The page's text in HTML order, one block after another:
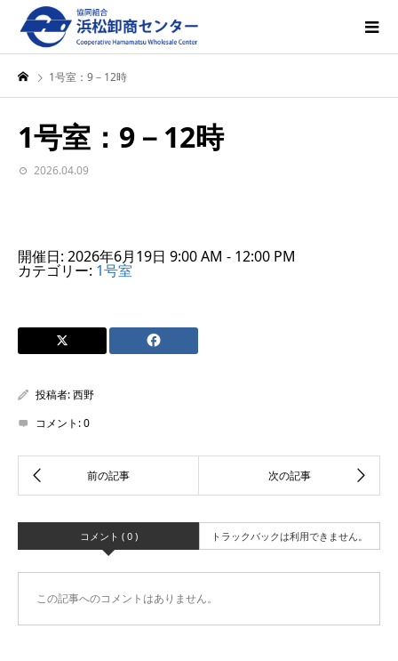
1号室：9－12時
1号室：9－12時
2026.04.09
開催日: 2026年6月19日 9:00 AM - 12:00 PM
カテゴリー: 1号室
投稿者:西野
コメント:0
コメント ( 0 ) トラックバックは利用できません。
この記事へのコメントはありません。